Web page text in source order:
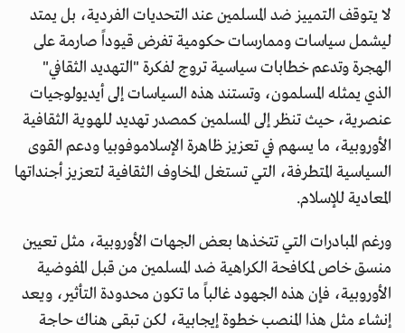
لا يتوقف التمييز ضد المسلمين عند التحديات الفردية، بل يمتد
ليشمل سياسات وممارسات حكومية تفرض قيوداً صارمة على
الهجرة وتدعم خطابات سياسية تروج لفكرة "التهديد الثقافي"
الذي يمثله المسلمون، وتستند هذه السياسات إلى أيديولوجيات
عنصرية، حيث تنظر إلى المسلمين كمصدر تهديد للهوية الثقافية
الأوروبية، ما يسهم في تعزيز ظاهرة الإسلاموفوبيا ودعم القوى
السياسية المتطرفة، التي تستغل المخاوف الثقافية لتعزيز أجنداتها
المعادية للإسلام.
ورغم المبادرات التي تتخذها بعض الجهات الأوروبية، مثل تعيين
منسق خاص لمكافحة الكراهية ضد المسلمين من قبل المفوضية
الأوروبية، فإن هذه الجهود غالباً ما تكون محدودة التأثير، ويعد
إنشاء مثل هذا المنصب خطوة إيجابية، لكن تبقى هناك حاجة